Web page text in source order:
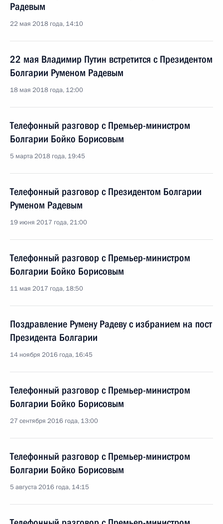
Радевым
22 мая 2018 года, 14:10
22 мая Владимир Путин встретится с Президентом
Болгарии Руменом Радевым
18 мая 2018 года, 12:00
Телефонный разговор с Премьер-министром
Болгарии Бойко Борисовым
5 марта 2018 года, 19:45
Телефонный разговор с Президентом Болгарии
Руменом Радевым
19 июня 2017 года, 21:00
Телефонный разговор с Премьер-министром
Болгарии Бойко Борисовым
11 мая 2017 года, 18:50
Поздравление Румену Радеву с избранием на пост
Президента Болгарии
14 ноября 2016 года, 16:45
Телефонный разговор с Премьер-министром
Болгарии Бойко Борисовым
27 сентября 2016 года, 13:00
Телефонный разговор с Премьер-министром
Болгарии Бойко Борисовым
5 августа 2016 года, 14:15